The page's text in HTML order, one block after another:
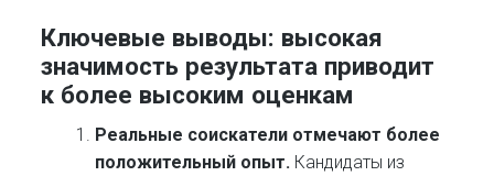
Ключевые выводы: высокая
значимость результата приводит
к более высоким оценкам
Реальные соискатели отмечают более
положительный опыт. Кандидаты из